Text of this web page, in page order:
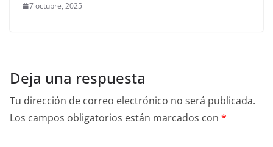
7 octubre, 2025
Deja una respuesta
Tu dirección de correo electrónico no será publicada.
Los campos obligatorios están marcados con *